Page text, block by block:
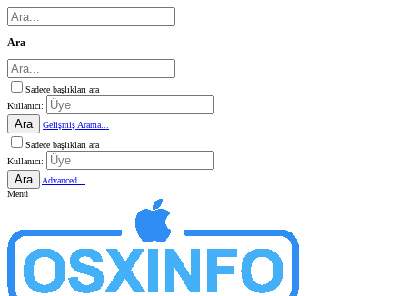
Ara
Sadece başlıkları ara
Kullanıcı:
Ara
Gelişmiş Arama...
Sadece başlıkları ara
Kullanıcı:
Ara
Advanced...
Menü